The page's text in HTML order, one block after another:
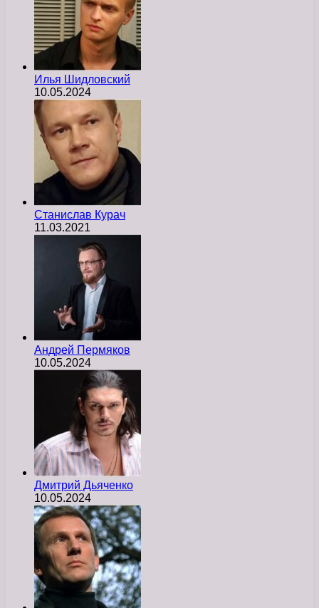
Илья Шидловский
10.05.2024
Станислав Курач
11.03.2021
Андрей Пермяков
10.05.2024
Дмитрий Дьяченко
10.05.2024